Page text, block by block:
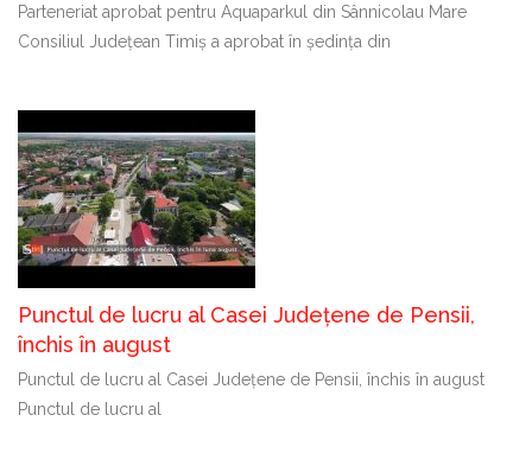
Parteneriat aprobat pentru Aquaparkul din Sânnicolau Mare
Consiliul Județean Timiș a aprobat în ședința din
Punctul de lucru al Casei Județene de Pensii,
închis în august
Punctul de lucru al Casei Județene de Pensii, închis în august
Punctul de lucru al